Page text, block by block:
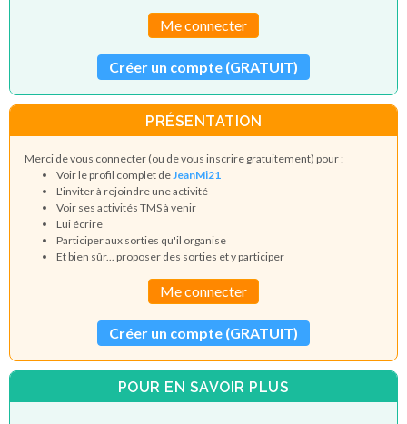
Me connecter
Créer un compte (GRATUIT)
PRÉSENTATION
Merci de vous connecter (ou de vous inscrire gratuitement) pour :
Voir le profil complet deJeanMi21
L'inviter à rejoindre une activité
Voir ses activités TMS à venir
Lui écrire
Participer aux sorties qu'il organise
Et bien sûr... proposer des sorties et y participer
Me connecter
Créer un compte (GRATUIT)
POUR EN SAVOIR PLUS